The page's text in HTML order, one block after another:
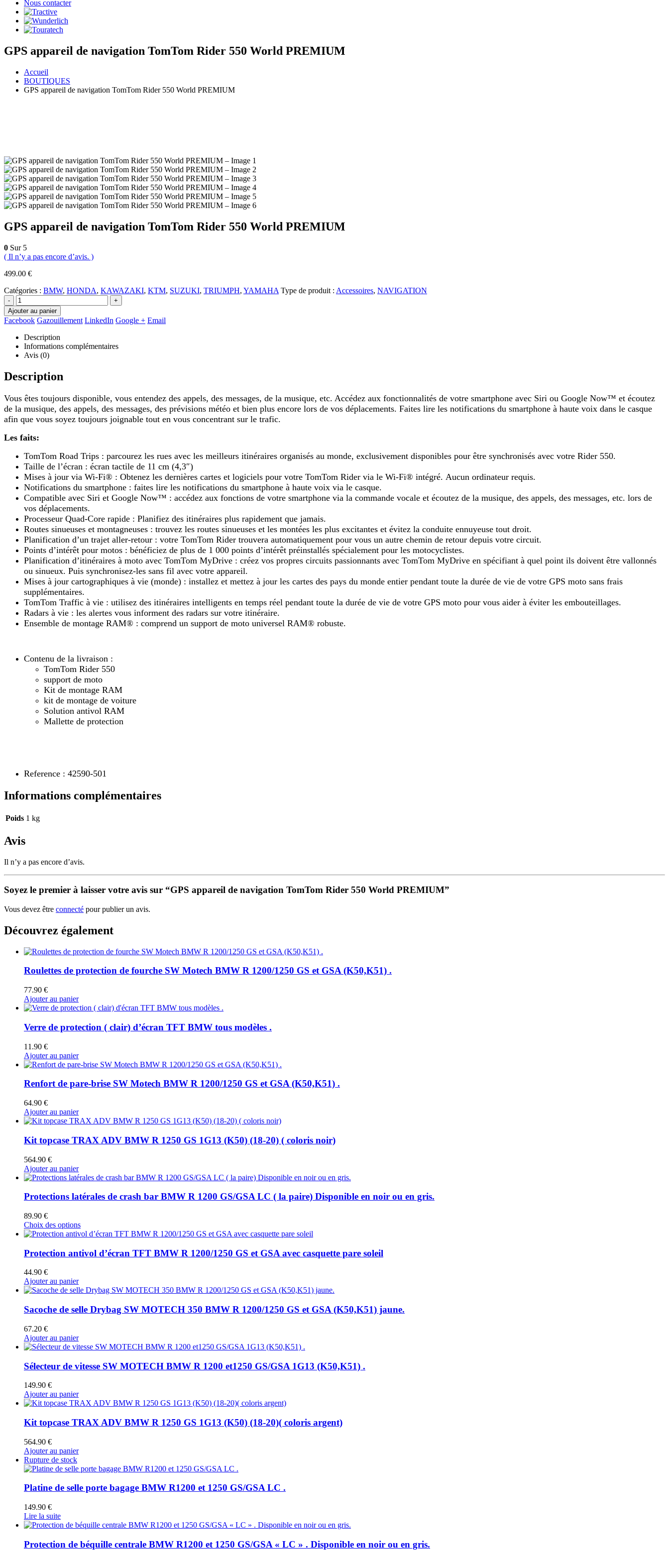
Nous contacter
GPS appareil de navigation TomTom Rider 550 World PREMIUM
Accueil
BOUTIQUES
GPS appareil de navigation TomTom Rider 550 World PREMIUM
GPS appareil de navigation TomTom Rider 550 World PREMIUM
0 Sur 5
( Il n’y a pas encore d’avis. )
499.00 €
Catégories : BMW, HONDA, KAWAZAKI, KTM, SUZUKI, TRIUMPH, YAMAHA Type de produit : Accessoires, NAVIGATION
-
+
Ajouter au panier
Facebook Gazouillement LinkedIn Google + Email
Description
Informations complémentaires
Avis (0)
Description
Vous êtes toujours disponible, vous entendez des appels, des messages, de la musique, etc. Accédez aux fonctionnalités de votre smartphone avec Siri ou Google Now™ et écoutez
de la musique, des appels, des messages, des prévisions météo et bien plus encore lors de vos déplacements. Faites lire les notifications du smartphone à haute voix dans le casque
afin que vous soyez toujours joignable tout en vous concentrant sur le trafic.
Les faits:
TomTom Road Trips : parcourez les rues avec les meilleurs itinéraires organisés au monde, exclusivement disponibles pour être synchronisés avec votre Rider 550.
Taille de l’écran : écran tactile de 11 cm (4,3″)
Mises à jour via Wi-Fi® : Obtenez les dernières cartes et logiciels pour votre TomTom Rider via le Wi-Fi® intégré. Aucun ordinateur requis.
Notifications du smartphone : faites lire les notifications du smartphone à haute voix via le casque.
Compatible avec Siri et Google Now™ : accédez aux fonctions de votre smartphone via la commande vocale et écoutez de la musique, des appels, des messages, etc. lors de
vos déplacements.
Processeur Quad-Core rapide : Planifiez des itinéraires plus rapidement que jamais.
Routes sinueuses et montagneuses : trouvez les routes sinueuses et les montées les plus excitantes et évitez la conduite ennuyeuse tout droit.
Planification d’un trajet aller-retour : votre TomTom Rider trouvera automatiquement pour vous un autre chemin de retour depuis votre circuit.
Points d’intérêt pour motos : bénéficiez de plus de 1 000 points d’intérêt préinstallés spécialement pour les motocyclistes.
Planification d’itinéraires à moto avec TomTom MyDrive : créez vos propres circuits passionnants avec TomTom MyDrive en spécifiant à quel point ils doivent être vallonnés
ou sinueux. Puis synchronisez-les sans fil avec votre appareil.
Mises à jour cartographiques à vie (monde) : installez et mettez à jour les cartes des pays du monde entier pendant toute la durée de vie de votre GPS moto sans frais
supplémentaires.
TomTom Traffic à vie : utilisez des itinéraires intelligents en temps réel pendant toute la durée de vie de votre GPS moto pour vous aider à éviter les embouteillages.
Radars à vie : les alertes vous informent des radars sur votre itinéraire.
Ensemble de montage RAM® : comprend un support de moto universel RAM® robuste.
Contenu de la livraison :
TomTom Rider 550
support de moto
Kit de montage RAM
kit de montage de voiture
Solution antivol RAM
Mallette de protection
Reference : 42590-501
Informations complémentaires
Poids 1 kg
Avis
Il n’y a pas encore d’avis.
Soyez le premier à laisser votre avis sur “GPS appareil de navigation TomTom Rider 550 World PREMIUM”
Vous devez être connecté pour publier un avis.
Découvrez également
Roulettes de protection de fourche SW Motech BMW R 1200/1250 GS et GSA (K50,K51) .
77.90 €
Ajouter au panier
Verre de protection ( clair) d’écran TFT BMW tous modèles .
11.90 €
Ajouter au panier
Renfort de pare-brise SW Motech BMW R 1200/1250 GS et GSA (K50,K51) .
64.90 €
Ajouter au panier
Kit topcase TRAX ADV BMW R 1250 GS 1G13 (K50) (18-20) ( coloris noir)
564.90 €
Ajouter au panier
Protections latérales de crash bar BMW R 1200 GS/GSA LC ( la paire) Disponible en noir ou en gris.
89.90 €
Choix des optionsCe
produit
plusieurs
variations.
peuvent
être
choisies
sur
produit
Protection antivol d’écran TFT BMW R 1200/1250 GS et GSA avec casquette pare soleil
44.90 €
Ajouter au panier
Sacoche de selle Drybag SW MOTECH 350 BMW R 1200/1250 GS et GSA (K50,K51) jaune.
67.20 €
Ajouter au panier
Sélecteur de vitesse SW MOTECH BMW R 1200 et1250 GS/GSA 1G13 (K50,K51) .
149.90 €
Ajouter au panier
Kit topcase TRAX ADV BMW R 1250 GS 1G13 (K50) (18-20)( coloris argent)
564.90 €
Ajouter au panier
Rupture de stock
Platine de selle porte bagage BMW R1200 et 1250 GS/GSA LC .
149.90 €
Lire la suite
Protection de béquille centrale BMW R1200 et 1250 GS/GSA « LC » . Disponible en noir ou en gris.